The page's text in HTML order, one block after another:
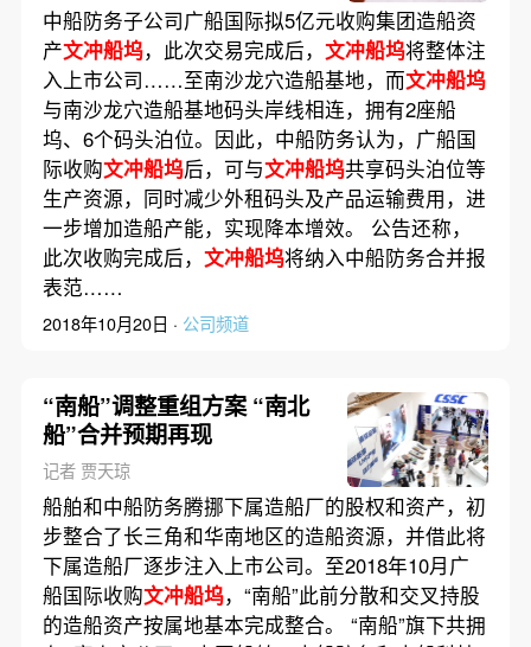
中船防务子公司广船国际拟5亿元收购集团造船资
产文冲船坞，此次交易完成后， 文冲船坞将整体注
入上市公司……至南沙龙穴造船基地，而文冲船坞
与南沙龙穴造船基地码头岸线相连，拥有2座船
坞、6个码头泊位。因此，中船防务认为，广船国
际收购文冲船坞后，可与文冲船坞共享码头泊位等
生产资源，同时减少外租码头及产品运输费用，进
一步增加造船产能，实现降本增效。 公告还称，
此次收购完成后， 文冲船坞将纳入中船防务合并报
表范……
2018年10月20日 · 公司频道
“南船”调整重组方案 “南北
船”合并预期再现
记者 贾天琼
船舶和中船防务腾挪下属造船厂的股权和资产，初
步整合了长三角和华南地区的造船资源，并借此将
下属造船厂逐步注入上市公司。至2018年10月广
船国际收购文冲船坞，“南船”此前分散和交叉持股
的造船资产按属地基本完成整合。 “南船”旗下共拥